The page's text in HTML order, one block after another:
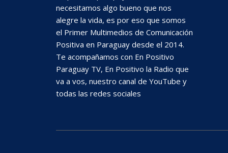
necesitamos algo bueno que nos
alegre la vida, es por eso que somos
el Primer Multimedios de Comunicación
Positiva en Paraguay desde el 2014.
Te acompañamos con En Positivo
Paraguay TV, En Positivo la Radio que
va a vos, nuestro canal de YouTube y
todas las redes sociales